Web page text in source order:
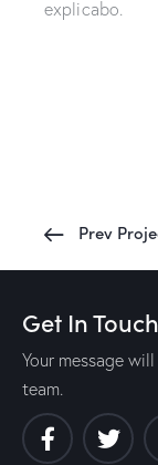
explicabo.
Prev
Get In Touch
Your message
team.